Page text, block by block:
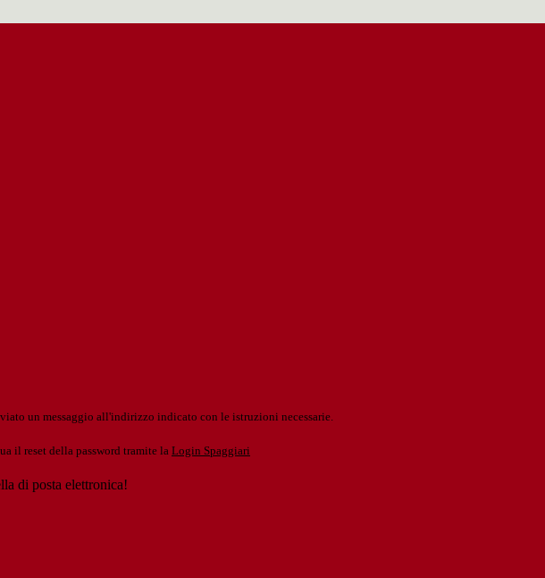
un messaggio all'indirizzo indicato con le istruzioni necessarie.
il reset della password tramite la Login Spaggiari
di posta elettronica!